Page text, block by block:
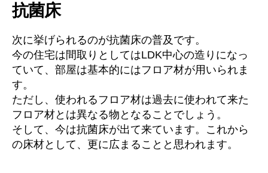
抗菌床
次に挙げられるのが抗菌床の普及です。
今の住宅は間取りとしてはLDK中心の造りになっ
ていて、部屋は基本的にはフロア材が用いられま
す。
ただし、使われるフロア材は過去に使われて来た
フロア材とは異なる物となることでしょう。
そして、今は抗菌床が出て来ています。これから
の床材として、更に広まることと思われます。